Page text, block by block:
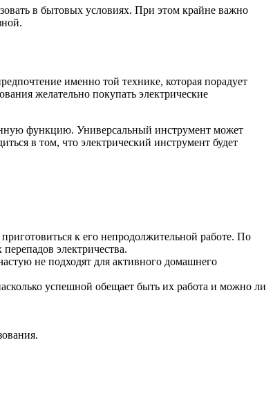
в бытовых условиях. При этом крайне важно
именно той технике, которая порадует
желательно покупать электрические
функцию. Универсальный инструмент может
в том, что электрический инструмент будет
к его непродолжительной работе. По
электричества.
не подходят для активного домашнего
успешной обещает быть их работа и можно ли